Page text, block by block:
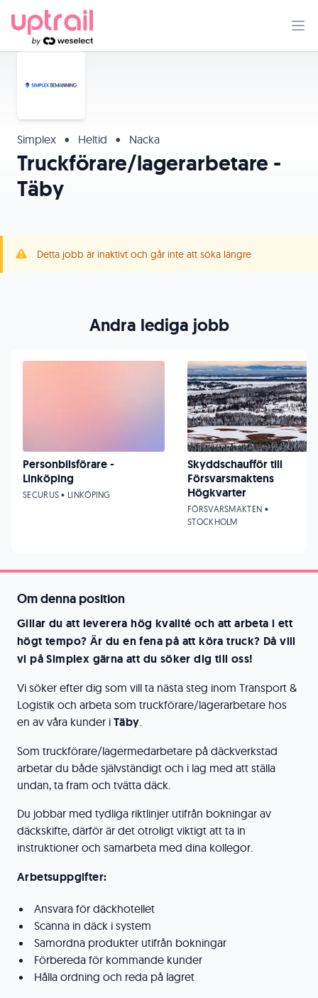
Simplex • Heltid • Nacka
Truckförare/lagerarbetare -
Täby
Detta jobb är inaktivt och går inte att söka längre
Om denna position
Gillar du att leverera hög kvalité och att arbeta i ett
högt tempo? Är du en fena på att köra truck? Då vill
vi på Simplex gärna att du söker dig till oss!
Vi söker efter dig som vill ta nästa steg inom Transport &
Logistik och arbeta som truckförare/lagerarbetare hos
en av våra kunder i Täby.
Som truckförare/lagermedarbetare på däckverkstad
arbetar du både självständigt och i lag med att ställa
undan, ta fram och tvätta däck.
Du jobbar med tydliga riktlinjer utifrån bokningar av
däckskifte, därför är det otroligt viktigt att ta in
instruktioner och samarbeta med dina kollegor.
Arbetsuppgifter:
Ansvara för däckhotellet
Scanna in däck i system
Samordna produkter utifrån bokningar
Förbereda för kommande kunder
Hålla ordning och reda på lagret
Andra lediga jobb
Personbilsförare -
Linköping
SECURUS • LINKÖPING
Skyddschaufför till
Försvarsmaktens
Högkvarter
FÖRSVARSMAKTEN •
STOCKHOLM